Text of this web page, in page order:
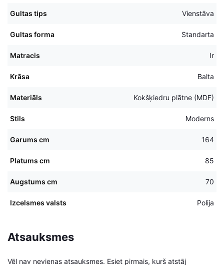
Gultas tips Vienstāva
Gultas forma Standarta
Matracis Ir
Krāsa Balta
Materiāls Kokšķiedru plātne (MDF)
Stils Moderns
Garums cm 164
Platums cm 85
Augstums cm 70
Izcelsmes valsts Polija
Atsauksmes
Vēl nav nevienas atsauksmes. Esiet pirmais, kurš atstāj